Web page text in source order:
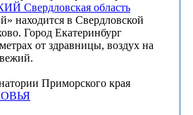
Свердловская область
находится в Свердловской
Город Екатеринбург
от здравницы, воздух на